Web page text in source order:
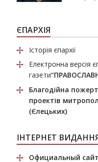
ЄПАРХІЯ
Історія єпархії
Електронна версія
газети
Благодійна
проектів
(Єлецьких)
ІНТЕРНЕТ
Официальный